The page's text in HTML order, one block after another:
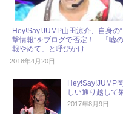
Hey!Say!JUMP山田涼介、自身の“
撃情報”をブログで否定！ 「嘘
報やめて」と呼びかけ
2018年4月20日
Hey!Say!JUMP
しい通り越して
2017年8月9日